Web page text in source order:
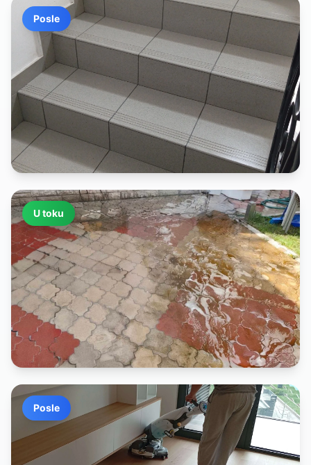
Posle
U toku
Posle